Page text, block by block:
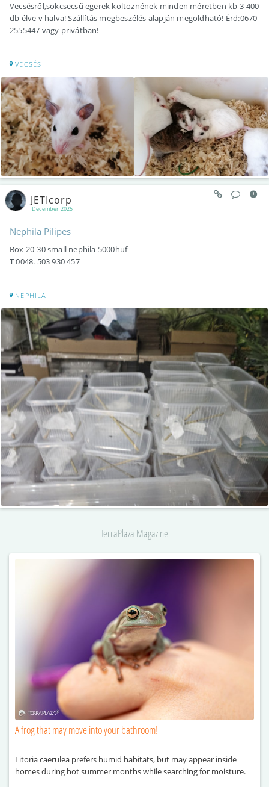
Vecsésről,sokcsecsű egerek költöznének minden méretben kb 3-400
db élve v halva! Szállítás megbeszélés alapján megoldható! Érd:0670
2555447 vagy privátban!
VECSÉS
December 2025
JETIcorp
Nephila Pilipes
Box 20-30 small nephila 5000huf
T 0048. 503 930 457
NEPHILA
TerraPlaza Magazine
A frog that may move into your bathroom!
Litoria caerulea prefers humid habitats, but may appear inside
homes during hot summer months while searching for moisture.